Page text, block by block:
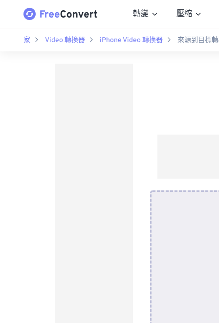
轉變 壓縮
家 Video 轉換器 iPhone Video 轉換器 來源到目標